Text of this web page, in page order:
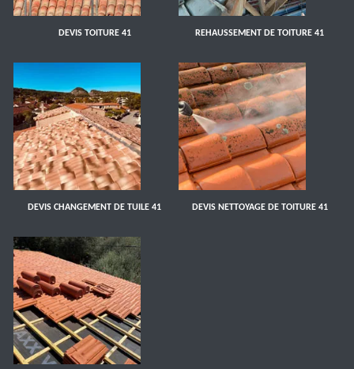
DEVIS TOITURE 41 REHAUSSEMENT DE TOITURE 41
DEVIS CHANGEMENT DE TUILE 41 DEVIS NETTOYAGE DE TOITURE 41